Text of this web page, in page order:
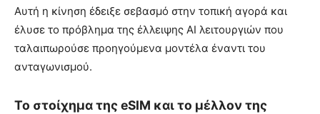
Αυτή η κίνηση έδειξε σεβασμό στην τοπική αγορά και
έλυσε το πρόβλημα της έλλειψης AI λειτουργιών που
ταλαιπωρούσε προηγούμενα μοντέλα έναντι του
ανταγωνισμού.
Το στοίχημα της eSIM και το μέλλον της